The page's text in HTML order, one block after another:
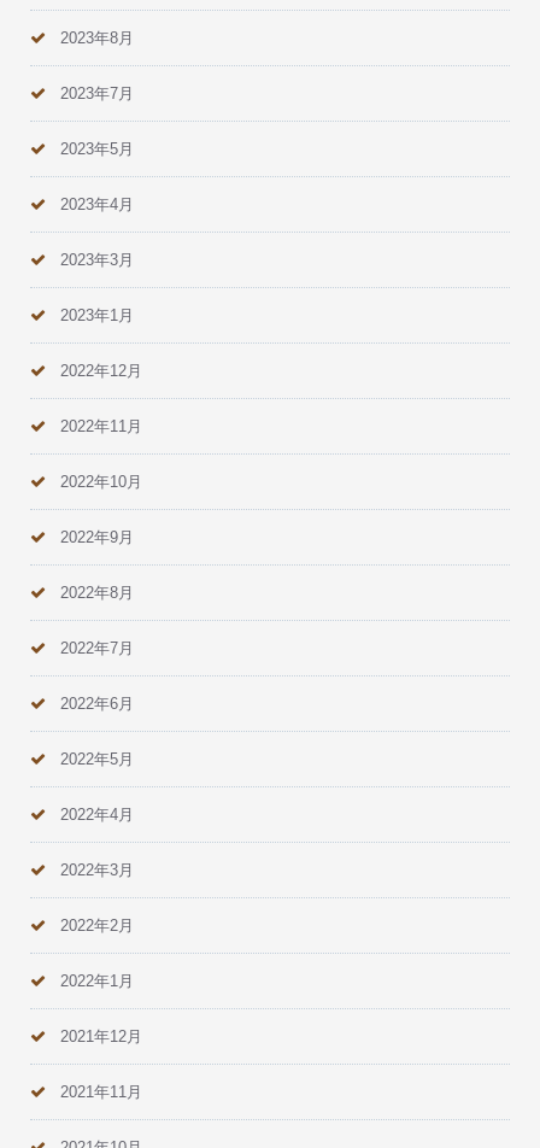
2023年8月
2023年7月
2023年5月
2023年4月
2023年3月
2023年1月
2022年12月
2022年11月
2022年10月
2022年9月
2022年8月
2022年7月
2022年6月
2022年5月
2022年4月
2022年3月
2022年2月
2022年1月
2021年12月
2021年11月